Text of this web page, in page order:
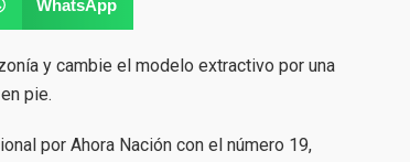
WhatsApp
y cambie el modelo extractivo por una
pie.
por Ahora Nación con el número 19,